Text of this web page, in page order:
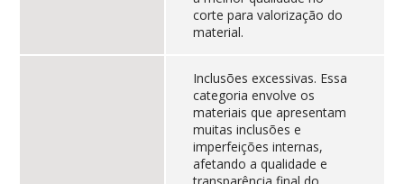
corte para valorização do
material.
Inclusões excessivas. Essa
categoria envolve os
materiais que apresentam
muitas inclusões e
imperfeições internas,
afetando a qualidade e